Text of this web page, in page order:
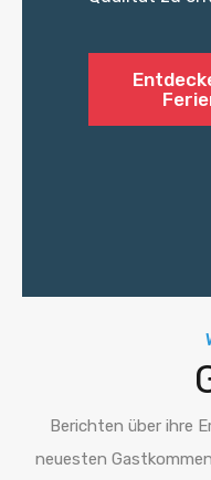
Berichten über ihre
neuesten